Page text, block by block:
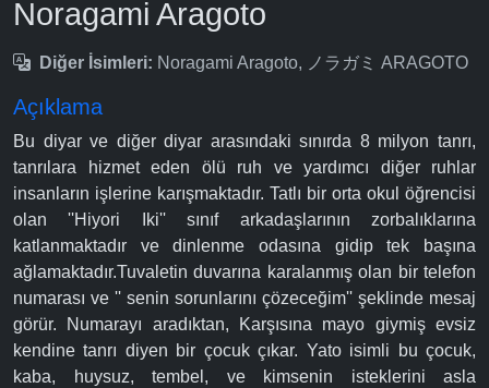
Noragami Aragoto
Diğer İsimleri: Noragami Aragoto, ノラガミ ARAGOTO
Açıklama
Bu diyar ve diğer diyar arasındaki sınırda 8 milyon tanrı,
tanrılara hizmet eden ölü ruh ve yardımcı diğer ruhlar
insanların işlerine karışmaktadır. Tatlı bir orta okul öğrencisi
olan ''Hiyori Iki'' sınıf arkadaşlarının zorbalıklarına
katlanmaktadır ve dinlenme odasına gidip tek başına
ağlamaktadır.Tuvaletin duvarına karalanmış olan bir telefon
numarası ve '' senin sorunlarını çözeceğim'' şeklinde mesaj
görür. Numarayı aradıktan, Karşısına mayo giymiş evsiz
kendine tanrı diyen bir çocuk çıkar. Yato isimli bu çocuk,
kaba, huysuz, tembel, ve kimsenin isteklerini asla